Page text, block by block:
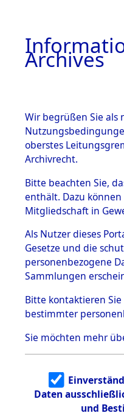
BESTÄNDE
1.
mente
5. Verschiedenes
5.3
Todesmärsche
5.3.1 Alliierte
Erhebungen
zu
Todesmärsch
en
5.3.2
Identifizierun
g
5.3.3
Todesmärsch
Archives
Wir begrüßen Sie als
oberstes
Archivrecht.
Bitte beachten Sie,
enthält. Dazu
Mitgliedschaft in
Als Nutzer dieses
Gesetze und die
personenbezogene
Sammlungen
Bitte kontaktieren
bestimmter
Sie möchten mehr
Daten
und